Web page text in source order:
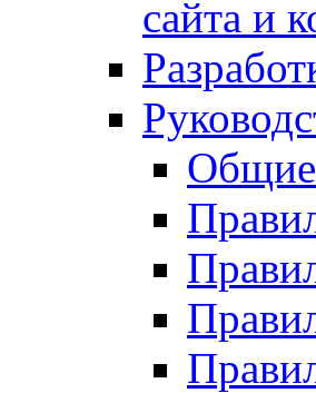
сайта и
Общие